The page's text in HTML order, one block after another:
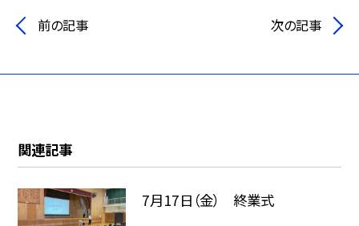
前の記事 次の記事
関連記事
7月17日（金） 終業式